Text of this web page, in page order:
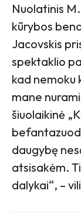
Nuolatinis
kūrybos
Jacovskis
spektaklio
kad nemoku
mane
šiuolaikinė
daugybę
atsisakėm.
dalykai“, –